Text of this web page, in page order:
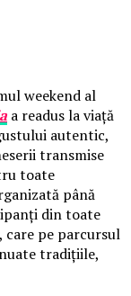
weekend al
a readus la viață
autentic,
transmise
toate
până
din toate
pe parcursul
tradițiile,